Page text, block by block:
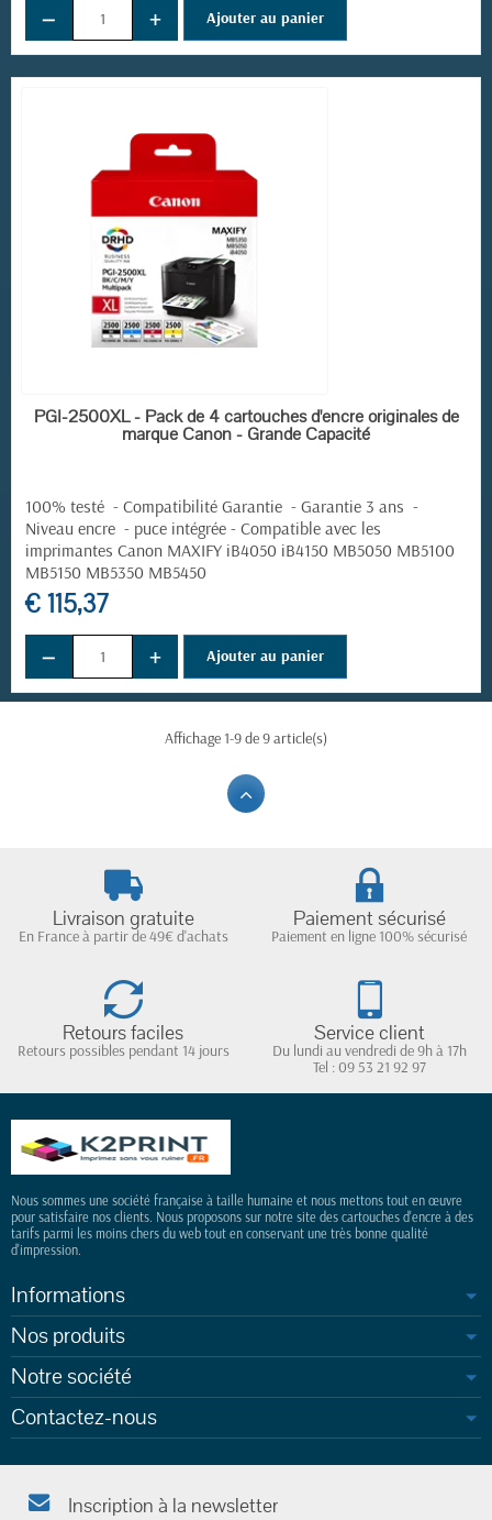
(1 avis)
− + Ajouter au panier
EN STOCK
PGI-2500XL - Pack de 4 cartouches d'encre originales de
marque Canon - Grande Capacité
100% testé - Compatibilité Garantie - Garantie 3 ans -
Niveau encre - puce intégrée - Compatible avec les
imprimantes Canon MAXIFY iB4050 iB4150 MB5050 MB5100
MB5150 MB5350 MB5450
€ 115,37
− + Ajouter au panier
Affichage 1-9 de 9 article(s)
Livraison gratuite
En France à partir de 49€ d'achats
Paiement sécurisé
Paiement en ligne 100% sécurisé
Retours faciles
Retours possibles pendant 14 jours
Service client
Du lundi au vendredi de 9h à 17h
Tel : 09 53 21 92 97
Nous sommes une société française à taille humaine et nous mettons tout en œuvre
pour satisfaire nos clients. Nous proposons sur notre site des cartouches d'encre à des
tarifs parmi les moins chers du web tout en conservant une très bonne qualité
d'impression.
Informations
Nos produits
Notre société
Contactez-nous
Inscription à la newsletter